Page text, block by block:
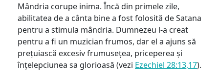
Mândria corupe inima. Încă din primele zile,
abilitatea de a cânta bine a fost folosită de Satana
pentru a stimula mândria. Dumnezeu l-a creat
pentru a fi un muzician frumos, dar el a ajuns să
prețuiască excesiv frumusețea, priceperea și
înțelepciunea sa glorioasă (vezi Ezechiel 28:13,17).